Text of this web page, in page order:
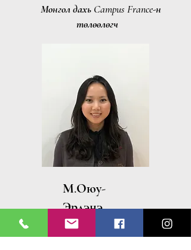
Монгол дахь Campus France-н
төлөөлөгч
М.Оюу-
Эрдэнэ
Хүлээн авах, сургалтын